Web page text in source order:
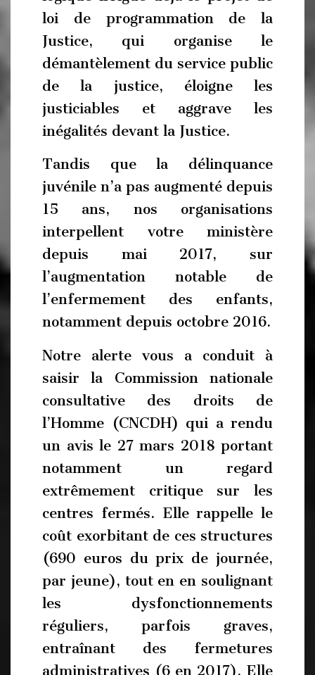
loi de programmation de la
Justice, qui organise le
démantèlement du service public
de la justice, éloigne les
justiciables et aggrave les
inégalités devant la Justice.
Tandis que la délinquance
juvénile n’a pas augmenté depuis
15 ans, nos organisations
interpellent votre ministère
depuis mai 2017, sur
l’augmentation notable de
l’enfermement des enfants,
notamment depuis octobre 2016.
Notre alerte vous a conduit à
saisir la Commission nationale
consultative des droits de
l’Homme (CNCDH) qui a rendu
un avis le 27 mars 2018 portant
notamment un regard
extrêmement critique sur les
centres fermés. Elle rappelle le
coût exorbitant de ces structures
(690 euros du prix de journée,
par jeune), tout en en soulignant
les dysfonctionnements
réguliers, parfois graves,
entraînant des fermetures
administratives (6 en 2017). Elle